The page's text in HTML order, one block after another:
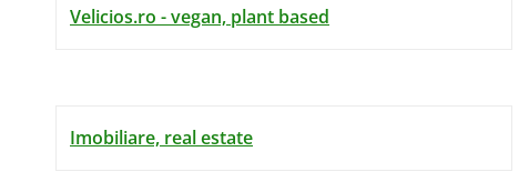
Velicios.ro - vegan, plant based
Imobiliare, real estate